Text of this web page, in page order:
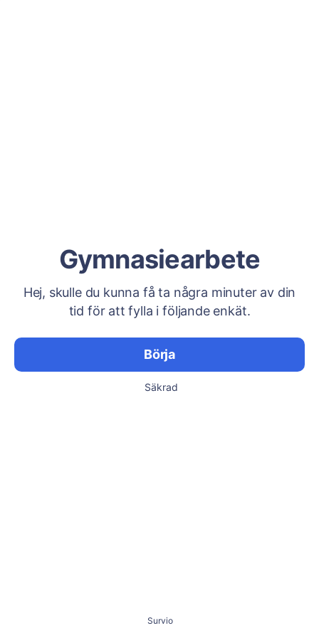
Gymnasiearbete
Hej, skulle du kunna få ta några minuter av din
tid för att fylla i följande enkät.
Börja
Säkrad
Survio